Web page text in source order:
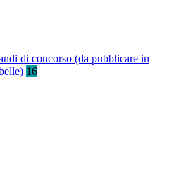
di concorso (da pubblicare in
16